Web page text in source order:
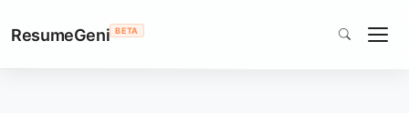
ResumeGeni BETA